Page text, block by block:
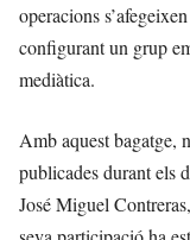
operacions
configurant un grup
mediàtica.
Amb aquest bagatge,
publicades durant els
José Miguel